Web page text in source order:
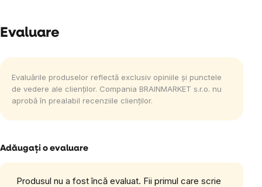
Evaluare
Evaluările produselor reflectă exclusiv opiniile și punctele
de vedere ale clienților. Compania BRAINMARKET s.r.o. nu
aprobă în prealabil recenziile clienților.
Adăugaţi o evaluare
Produsul nu a fost încă evaluat. Fii primul care scrie